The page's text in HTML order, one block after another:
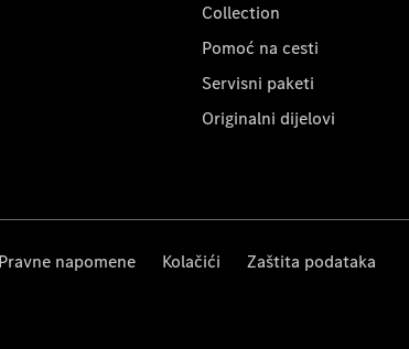
Collection
Pomoć na cesti
Servisni paketi
Originalni dijelovi
Pravne napomene Kolačići Zaštita podataka